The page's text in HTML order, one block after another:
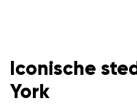
Iconische
York